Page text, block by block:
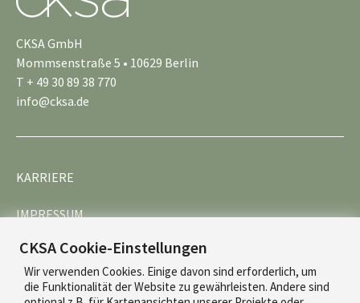
CKSA GmbH
Mommsenstraße 5 • 10629 Berlin
T + 49 30 89 38 770
info@cksa.de
KARRIERE
IMPRESSUM
DATENSCHUTZ
CKSA Cookie-Einstellungen
Wir verwenden Cookies. Einige davon sind erforderlich, um
die Funktionalität der Website zu gewährleisten. Andere sind